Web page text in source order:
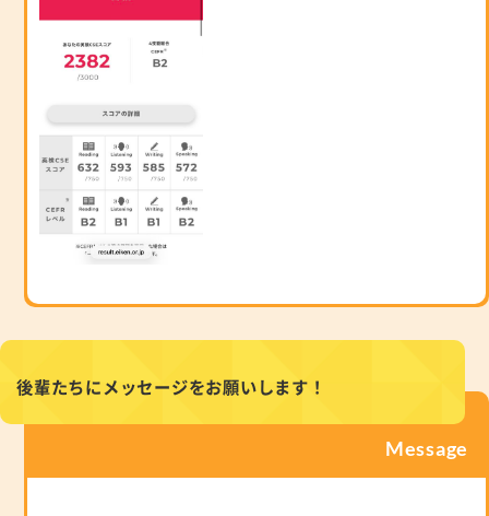
後輩たちにメッセージをお願いします！
Message